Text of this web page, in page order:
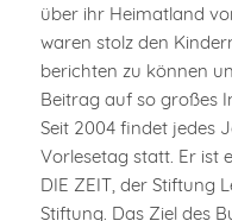
über ihr Heimatland
waren stolz den
berichten zu können
Beitrag auf so großes
Seit 2004 findet jedes
Vorlesetag statt. Er ist
DIE ZEIT, der Stiftung
Stiftung. Das Ziel des